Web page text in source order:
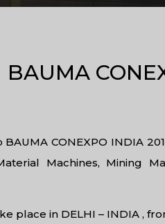
BAUMA
CONEXPO INDIA
Machines, Mining
place in DELHI – INDIA ,